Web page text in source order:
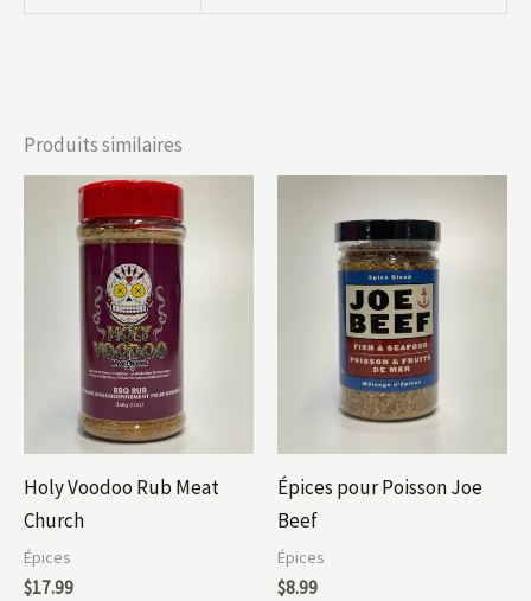
Produits similaires
Holy Voodoo Rub Meat
Church
Épices
$17.99
Épices pour Poisson Joe
Beef
Épices
$8.99